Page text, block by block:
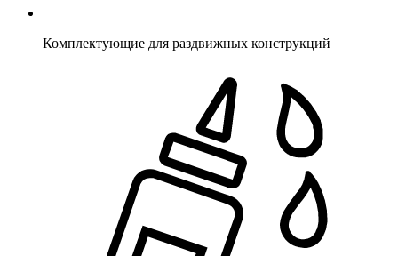
Комплектующие для раздвижных конструкций